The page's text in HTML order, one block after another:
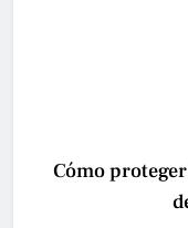
Cómo